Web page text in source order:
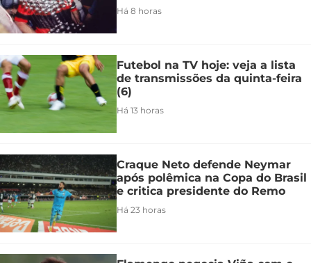
Há 8 horas
Futebol na TV hoje: veja a lista
de transmissões da quinta-feira
(6)
Há 13 horas
Craque Neto defende Neymar
após polêmica na Copa do Brasil
e critica presidente do Remo
Há 23 horas